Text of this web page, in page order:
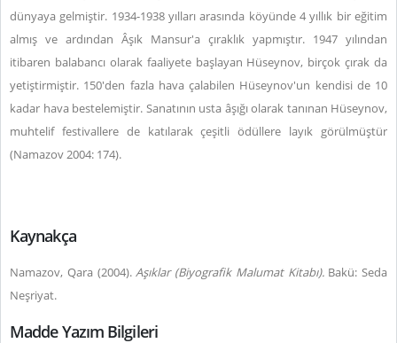
dünyaya gelmiştir. 1934-1938 yılları arasında köyünde 4 yıllık bir eğitim
almış ve ardından Âşık Mansur'a çıraklık yapmıştır. 1947 yılından
itibaren balabancı olarak faaliyete başlayan Hüseynov, birçok çırak da
yetiştirmiştir. 150'den fazla hava çalabilen Hüseynov'un kendisi de 10
kadar hava bestelemiştir. Sanatının usta âşığı olarak tanınan Hüseynov,
muhtelif festivallere de katılarak çeşitli ödüllere layık görülmüştür
(Namazov 2004: 174).
Kaynakça
Namazov, Qara (2004).Aşıklar (Biyografik Malumat Kitabı).Bakü: Seda
Neşriyat.
Madde Yazım Bilgileri